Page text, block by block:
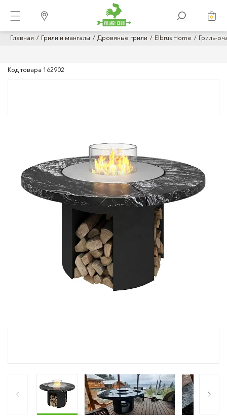
0
Главная Грили и мангалы Дровяные грили Elbrus Home Гриль-
Код товара 162902